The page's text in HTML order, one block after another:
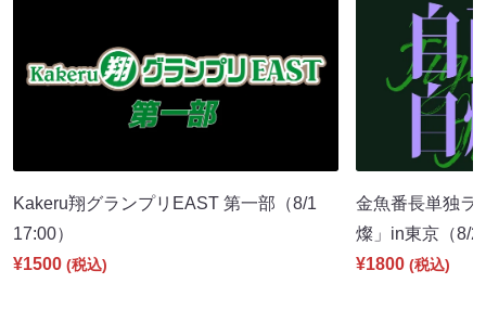
Kakeru翔グランプリEAST 第一部（8/1
17:00）
¥1500 (税込)
金魚番長単独ラ
燦」in東京（8/
¥1800 (税込)